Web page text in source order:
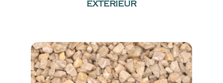
EXTÉRIEUR